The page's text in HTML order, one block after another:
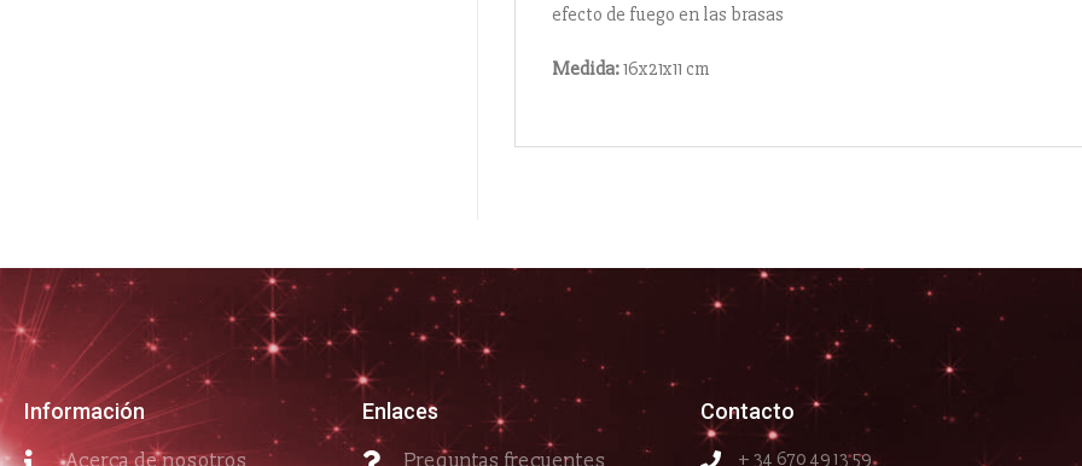
efecto de fuego en las brasas
Medida:16x21x11 cm
Información Enlaces Contacto
+ 34 670 49 13 59